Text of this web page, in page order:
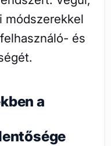
módszerekkel
és
a